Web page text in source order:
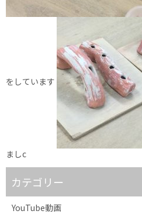
をしています
ましc
カテゴリー
YouTube動画